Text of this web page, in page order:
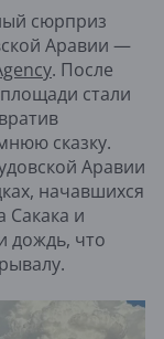
сюрприз
Аравии —
. После
стали
сказку.
Аравии
начавшихся
Сакака и
дождь, что